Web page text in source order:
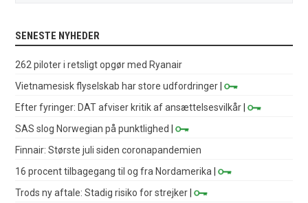
SENESTE NYHEDER
262 piloter i retsligt opgør med Ryanair
Vietnamesisk flyselskab har store udfordringer |
Efter fyringer: DAT afviser kritik af ansættelsesvilkår |
SAS slog Norwegian på punktlighed
|
Finnair: Største juli siden coronapandemien
16 procent tilbagegang til og fra Nordamerika |
Trods ny aftale: Stadig risiko for strejker |